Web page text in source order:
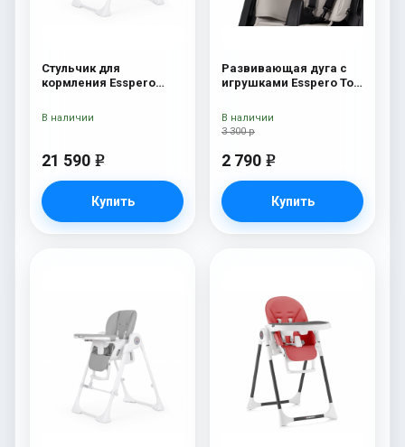
Стульчик для
кормления Esspero
21 590 e
Купить
В наличии
Развивающая дуга с
игрушками Esspero Toy
Butterfly
3 300 р
2 790 e
Купить
В наличии